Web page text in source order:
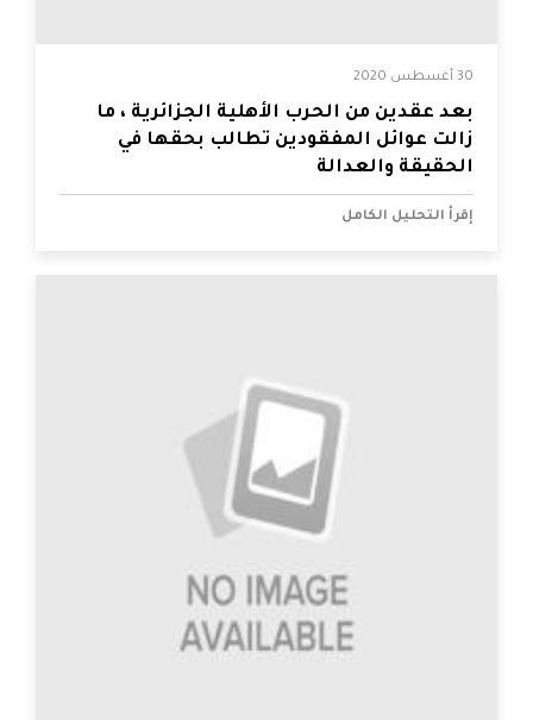
30 أغسطس 2020
بعد عقدين من الحرب الأهلية الجزائرية ، ما
زالت عوائل المفقودين تطالب بحقها في
الحقيقة والعدالة
إقرأ التحليل الكامل